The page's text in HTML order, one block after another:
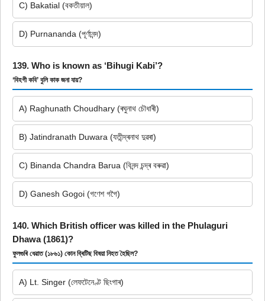
C) Bakatial (বকতীয়াল)
D) Purnananda (পূৰ্ণানন্দ)
139. Who is known as ‘Bihugi Kabi’?
‘বিহগী কবি’ বুলি কাক জনা যায়?
A) Raghunath Choudhary (ৰঘুনাথ চৌধাৰী)
B) Jatindranath Duwara (যতীন্দ্ৰনাথ দুৱৰা)
C) Binanda Chandra Barua (বিনন্দ চন্দ্ৰ বৰুৱা)
D) Ganesh Gogoi (গণেশ গগৈ)
140. Which British officer was killed in the Phulaguri
Dhawa (1861)?
ফুলগুৰি ধেৱাত (১৮৬১) কোন ব্ৰিটিছ বিষয়া নিহত হৈছিল?
A) Lt. Singer (লেফটেনেণ্ট ছিংগাৰ)